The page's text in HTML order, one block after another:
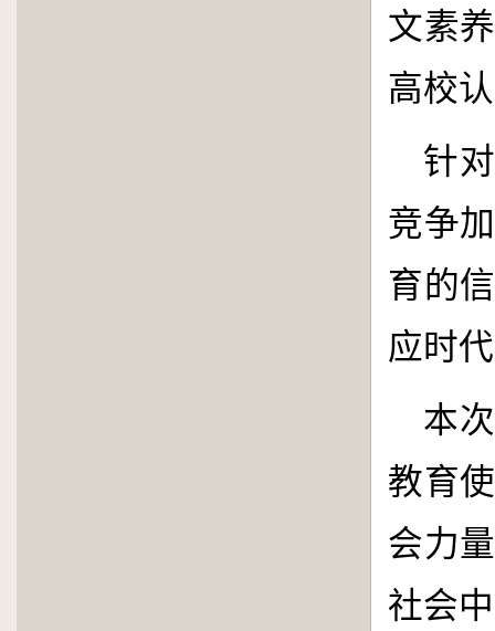
文素
高校
针
竞争
育的
应时
本
教育
会力
社会